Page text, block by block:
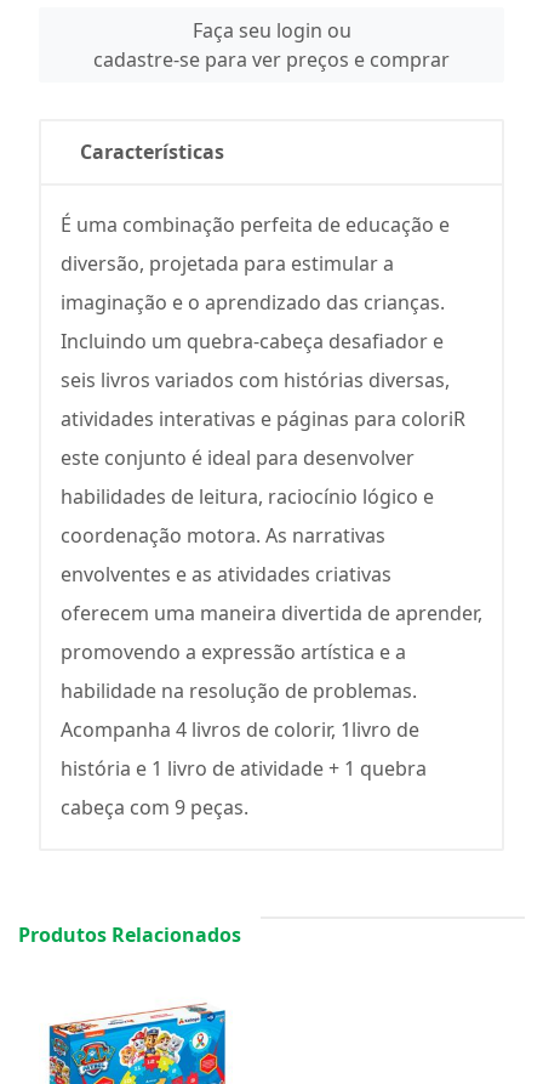
Faça seu login ou
cadastre-se para ver preços e comprar
Características
É uma combinação perfeita de educação e
diversão, projetada para estimular a
imaginação e o aprendizado das crianças.
Incluindo um quebra-cabeça desafiador e
seis livros variados com histórias diversas,
atividades interativas e páginas para coloriR
este conjunto é ideal para desenvolver
habilidades de leitura, raciocínio lógico e
coordenação motora. As narrativas
envolventes e as atividades criativas
oferecem uma maneira divertida de aprender,
promovendo a expressão artística e a
habilidade na resolução de problemas.
Acompanha 4 livros de colorir, 1livro de
história e 1 livro de atividade + 1 quebra
cabeça com 9 peças.
Produtos Relacionados